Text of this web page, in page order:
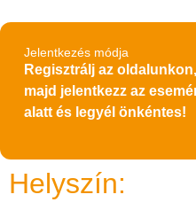
Jelentkezés módja
Regisztrálj az
majd jelentkezz az
alatt és legyél önkéntes!
Helyszín: